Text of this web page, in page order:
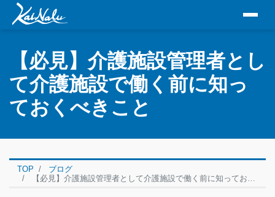
【必見】介護施設管理者とし
て介護施設で働く前に知っ
ておくべきこと
TOP
ブログ
【必見】介護施設管理者として介護施設で働く前に知っておくべきこと